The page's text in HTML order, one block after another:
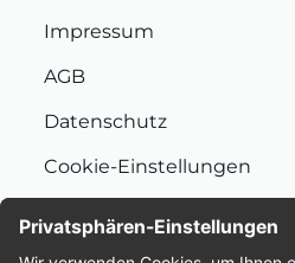
Impressum
AGB
Datenschutz
Cookie-Einstellungen